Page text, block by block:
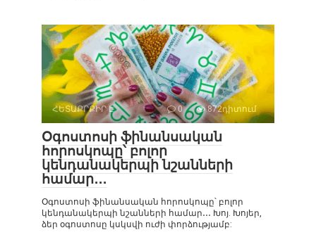
ՀԵՏԱՔՐՔԻՐ Է 0 872դիտում
Օգոստոսի ֆինանսական
հորոսկոպը՝ բոլոր
կենդանակերպի նշանների
համար․․․
Օգոստոսի ֆինանսական հորոսկոպը՝ բոլոր
կենդանակերպի նշանների համար․․․ Խոյ. Խոյեր,
ձեր օգոստոսը կսկսվի ուժի փորձությամբ: